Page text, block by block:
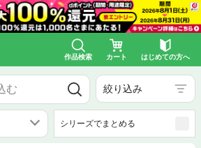
作品検索 カート はじめての方へ
絞り込み
シリーズでまとめる